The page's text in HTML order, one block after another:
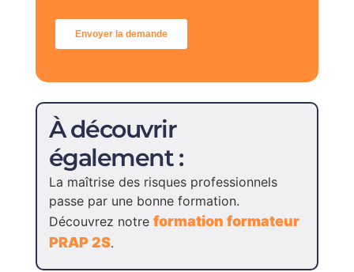
À découvrir
également :
La maîtrise des risques professionnels
passe par une bonne formation.
Découvrez notre formation formateur
PRAP 2S.